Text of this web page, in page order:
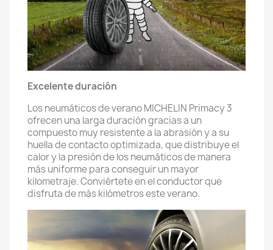
Excelente duración
Los neumáticos de verano MICHELIN Primacy 3
ofrecen una larga duración gracias a un
compuesto muy resistente a la abrasión y a su
huella de contacto optimizada, que distribuye el
calor y la presión de los neumáticos de manera
más uniforme para conseguir un mayor
kilometraje. Conviértete en el conductor que
disfruta de más kilómetros este verano.